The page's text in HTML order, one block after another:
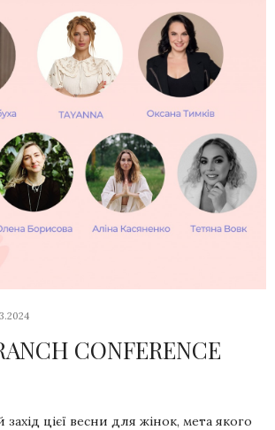
CONFERENCE
цієї весни для жінок, мета якого